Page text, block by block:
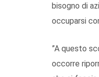
bisogno di
occuparsi
”A questo
occorre